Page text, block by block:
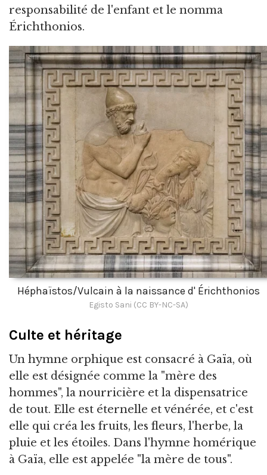
responsabilité de l'enfant et le nomma
Érichthonios.
Héphaïstos/Vulcain à la naissance d' Érichthonios
Egisto Sani (CC BY-NC-SA)
Culte et héritage
Un hymne orphique est consacré à Gaïa, où
elle est désignée comme la "mère des
hommes", la nourricière et la dispensatrice
de tout. Elle est éternelle et vénérée, et c'est
elle qui créa les fruits, les fleurs, l'herbe, la
pluie et les étoiles. Dans l'hymne homérique
à Gaïa, elle est appelée "la mère de tous".